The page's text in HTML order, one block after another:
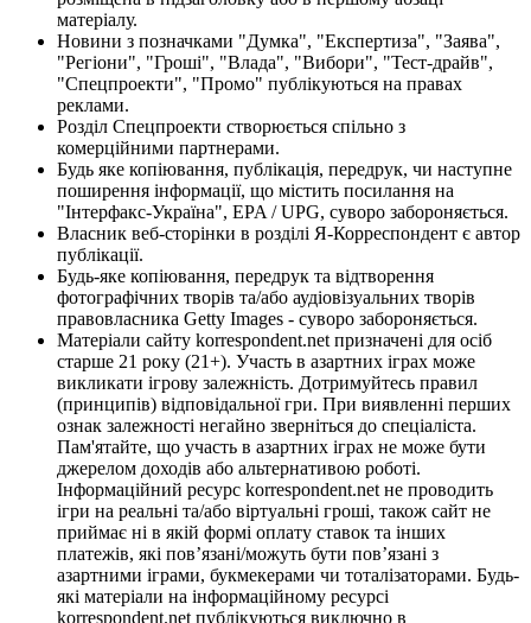
матеріалу.
Новини з позначками "Думка", "Експертиза", "Заява",
"Регіони", "Гроші", "Влада", "Вибори", "Тест-драйв",
"Спецпроекти", "Промо" публікуються на правах
реклами.
Розділ Спецпроекти створюється спільно з
комерційними партнерами.
Будь яке копіювання, публікація, передрук, чи наступне
поширення інформації, що містить посилання на
"Інтерфакс-Україна", EPA / UPG, суворо забороняється.
Власник веб-сторінки в розділі Я-Корреспондент є автор
публікації.
Будь-яке копіювання, передрук та відтворення
фотографічних творів та/або аудіовізуальних творів
правовласника Getty Images - суворо забороняється.
Матеріали сайту korrespondent.net призначені для осіб
старше 21 року (21+). Участь в азартних іграх може
викликати ігрову залежність. Дотримуйтесь правил
(принципів) відповідальної гри. При виявленні перших
ознак залежності негайно зверніться до спеціаліста.
Пам'ятайте, що участь в азартних іграх не може бути
джерелом доходів або альтернативою роботі.
Інформаційний ресурс korrespondent.net не проводить
ігри на реальні та/або віртуальні гроші, також сайт не
приймає ні в якій формі оплату ставок та інших
платежів, які пов’язані/можуть бути пов’язані з
азартними іграми, букмекерами чи тоталізаторами. Будь-
які матеріали на інформаційному ресурсі
korrespondent.net публікуються виключно в